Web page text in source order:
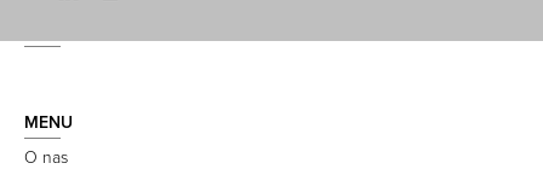
MENU
O nas